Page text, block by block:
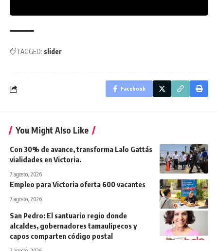
TAGGED: slider
Facebook
You Might Also Like
Con 30% de avance, transforma Lalo Gattás
vialidades en Victoria.
7 agosto, 2026
Empleo para Victoria oferta 600 vacantes
7 agosto, 2026
San Pedro: El santuario regio donde
alcaldes, gobernadores tamaulipecos y
capos comparten código postal